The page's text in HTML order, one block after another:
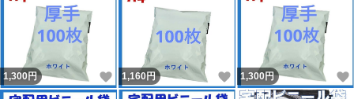
1,300円 いいね！
1,160円 いいね！
1,300円